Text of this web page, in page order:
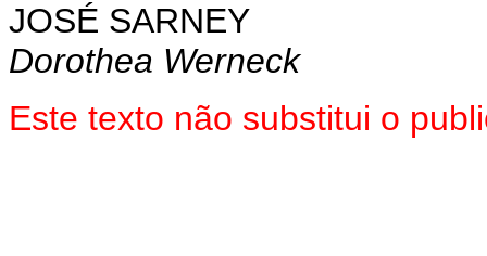
JOSÉ SARNEY
Dorothea Werneck
Este texto não substitui o